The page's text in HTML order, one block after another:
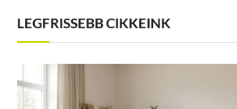
LEGFRISSEBB CIKKEINK